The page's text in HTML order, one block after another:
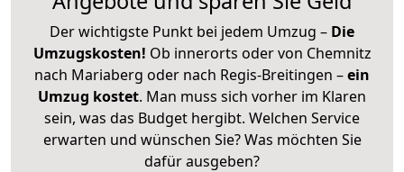
Der wichtigste Punkt bei jedem Umzug – Die
Umzugskosten! Ob innerorts oder von Chemnitz
nach Mariaberg oder nach Regis-Breitingen –ein
Umzug kostet. Man muss sich vorher im Klaren
sein, was das Budget hergibt. Welchen Service
erwarten und wünschen Sie? Was möchten Sie
dafür ausgeben?